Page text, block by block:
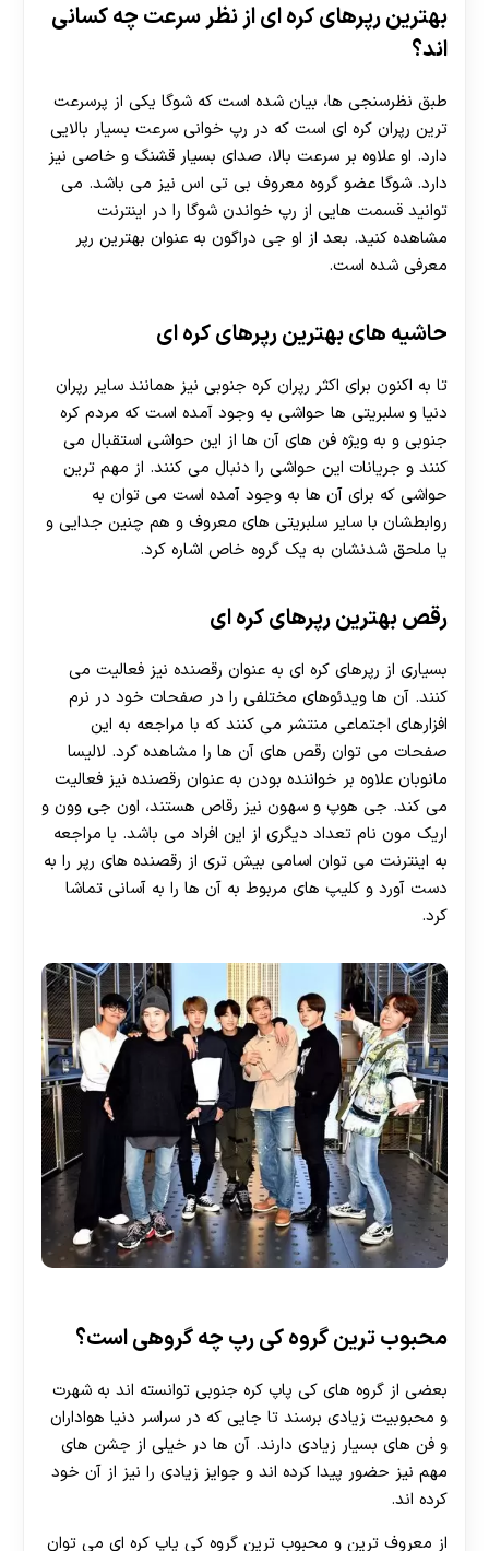
بهترین رپرهای کره ای از نظر سرعت چه کسانی
اند؟
طبق نظرسنجی ها، بیان شده است که شوگا یکی از پرسرعت
ترین رپران کره ای است که در رپ خوانی سرعت بسیار بالایی
دارد. او علاوه بر سرعت بالا، صدای بسیار قشنگ و خاصی نیز
دارد. شوگا عضو گروه معروف بی تی اس نیز می باشد. می
توانید قسمت هایی از رپ خواندن شوگا را در اینترنت
مشاهده کنید. بعد از او جی دراگون به عنوان بهترین رپر
معرفی شده است.
حاشیه های بهترین رپرهای کره ای
تا به اکنون برای اکثر رپران کره جنوبی نیز همانند سایر رپران
دنیا و سلبریتی ها حواشی به وجود آمده است که مردم کره
جنوبی و به ویژه فن های آن ها از این حواشی استقبال می‌
کنند و جریانات این حواشی را دنبال می کنند. از مهم ترین
حواشی که برای آن ها به وجود آمده است می‌ توان به
روابطشان با سایر سلبریتی های معروف و هم چنین جدایی و
یا ملحق شدنشان به یک گروه خاص اشاره کرد.
رقص بهترین رپرهای کره ای
بسیاری از رپرهای کره ای به عنوان رقصنده نیز فعالیت می
کنند. آن ها ویدئوهای مختلفی را در صفحات خود در نرم
افزارهای اجتماعی منتشر می کنند که با مراجعه به این
صفحات می توان رقص های آن ها را مشاهده کرد. لالیسا
مانوبان علاوه بر خواننده بودن به عنوان رقصنده نیز فعالیت
می کند. جی هوپ و سهون نیز رقاص هستند، اون جی وون و
اریک مون نام تعداد دیگری از این افراد می باشد. با مراجعه
به اینترنت می توان اسامی بیش تری از رقصنده های رپر را به
دست آورد و کلیپ های مربوط به آن ها را به آسانی تماشا
کرد.
محبوب ترین گروه کی رپ چه گروهی است؟
بعضی از گروه های کی پاپ کره‌ جنوبی توانسته‌ اند به شهرت
و محبوبیت زیادی برسند تا جایی که در سراسر دنیا هواداران
و فن های بسیار زیادی دارند. آن ها در خیلی از جشن های
مهم نیز حضور پیدا کرده‌ اند و جوایز زیادی را نیز از آن خود
کرده اند.
از معروف ترین و محبوب ترین گروه کی پاپ کره ای می توان